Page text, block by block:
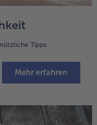
Tipps
Mehr erfahren